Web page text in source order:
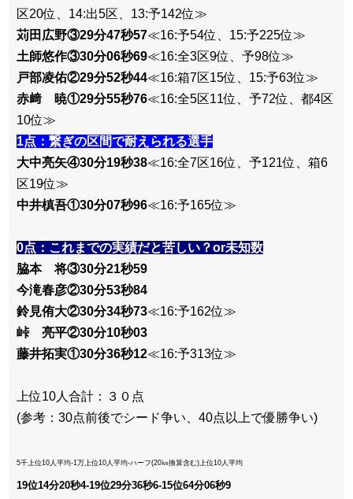
区20位、14:出5区、13:予142位≫
苅田広野③29分47秒57≪16:予54位、15:予225位≫
土師悠作③30分06秒69≪16:全3区9位、予98位≫
戸部凌佑②29分52秒44≪16:箱7区15位、15:予63位≫
赤﨑 暁①29分55秒76≪16:全5区11位、予72位、都4区
10位≫
1点：繋ぎの区間で耐えられる選手
大中亮矢④30分19秒38≪16:全7区16位、予121位、箱6
区19位≫
中井槙吾①30分07秒96≪16:予165位≫
0点：これまでの実績だと苦しい？or未知数
脇本 将③30分21秒59
今滝春彦②30分53秒84
鈴見侑大②30分34秒73≪16:予162位≫
峠 亮平②30分10秒03
藤井拓実①30分36秒12≪16:予313位≫
上位10人合計：３０点
(参考：30点前後でシード争い、40点以上で優勝争い)
5千上位10人平均-1万上位10人平均-ハーフ(20㎞換算含む)上位10人平均
19位14分20秒4-19位29分36秒6-15位64分06秒9